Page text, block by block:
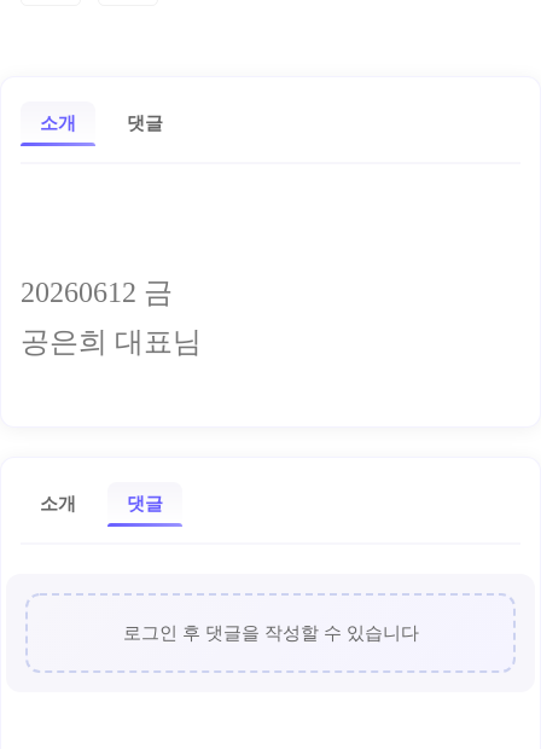
소개 댓글
20260612 금
공은희 대표님
소개 댓글
로그인 후 댓글을 작성할 수 있습니다